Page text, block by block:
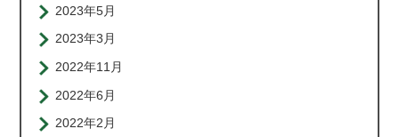
2023年5月
2023年3月
2022年11月
2022年6月
2022年2月